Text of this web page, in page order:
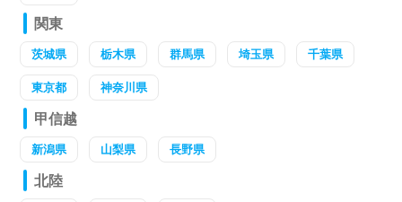
関東
茨城県 栃木県 群馬県 埼玉県 千葉県
東京都 神奈川県
甲信越
新潟県 山梨県 長野県
北陸